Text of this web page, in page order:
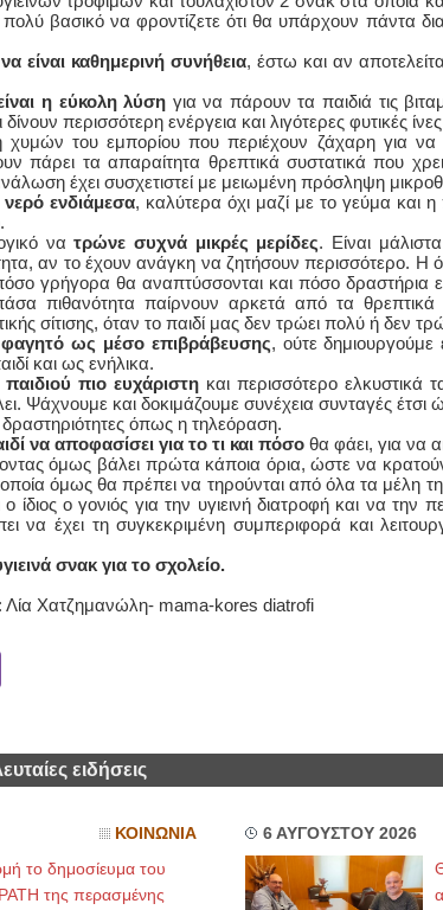
πολύ βασικό να φροντίζετε ότι θα υπάρχουν πάντα
είναι καθημερινή συνήθεια, έστω και αν
η εύκολη λύση για να πάρουν τα παιδιά τις
δίνουν περισσότερη ενέργεια και λιγότερες φυτικές
του εμπορίου που περιέχουν ζάχαρη για
πάρει τα απαραίτητα θρεπτικά συστατικά που
έχει συσχετιστεί με μειωμένη πρόσληψη
νερό ενδιάμεσα, καλύτερα όχι μαζί με το γεύμα και
νατρώνε συχνά μικρές μερίδες. Είναι
αν το έχουν ανάγκη να ζητήσουν περισσότερο. Η
γρήγορα θα αναπτύσσονται και πόσο δραστήρια
πιθανότητα παίρνουν αρκετά από τα θρεπτικά
σίτισης, όταν το παιδί μας δεν τρώει πολύ ή δεν
ως μέσο επιβράβευσης, ούτε δημιουργούμε
και ως ενήλικα.
πιο ευχάριστηκαι περισσότερο ελκυστικά
Ψάχνουμε και δοκιμάζουμε συνέχεια συνταγές έτσι
όπως η τηλεόραση.
να αποφασίσει για το τι και πόσο θα φάει, για να
όμως βάλει πρώτα κάποια όρια, ώστε να
όμως θα πρέπει να τηρούνται από όλα τα μέλη
ίδιος ο γονιός για την υγιεινή διατροφή και να την
να έχει τη συγκεκριμένη συμπεριφορά και
σνακ για το σχολείο.
mama-kores diatrofi
Viber
ειδήσεις
ΚΟΙΝΩΝΙΑ
το δημοσίευμα του
της περασμένης
6 ΑΥΓΟΥΣΤΟΥ 2026